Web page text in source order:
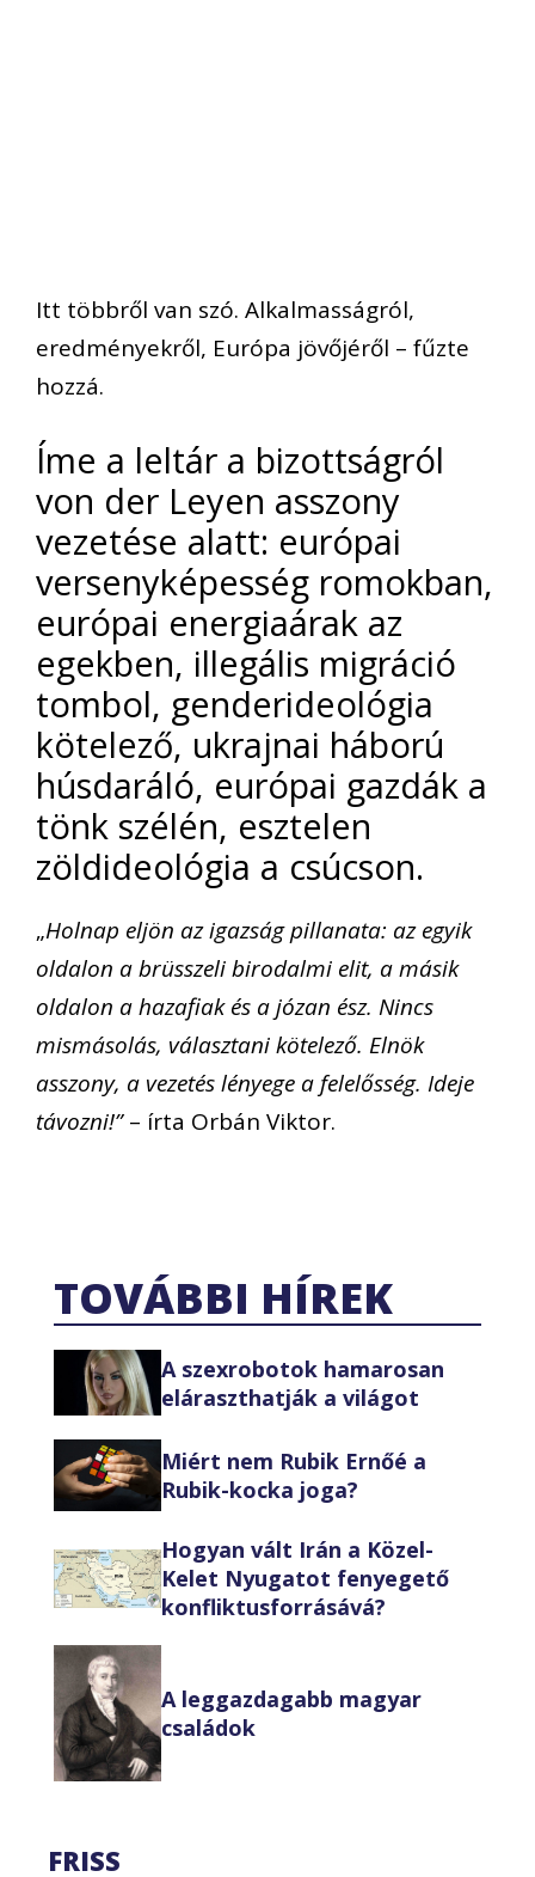
Itt többről van szó. Alkalmasságról,
eredményekről, Európa jövőjéről – fűzte
hozzá.
Íme a leltár a bizottságról
von der Leyen asszony
vezetése alatt: európai
versenyképesség romokban,
európai energiaárak az
egekben, illegális migráció
tombol, genderideológia
kötelező, ukrajnai háború
húsdaráló, európai gazdák a
tönk szélén, esztelen
zöldideológia a csúcson.
„Holnap eljön az igazság pillanata: az egyik
oldalon a brüsszeli birodalmi elit, a másik
oldalon a hazafiak és a józan ész. Nincs
mismásolás, választani kötelező. Elnök
asszony, a vezetés lényege a felelősség. Ideje
távozni!”– írta Orbán Viktor.
TOVÁBBI HÍREK
A szexrobotok hamarosan
eláraszthatják a világot
Miért nem Rubik Ernőé a
Rubik-kocka joga?
Hogyan vált Irán a Közel-
Kelet Nyugatot fenyegető
konfliktusforrásává?
A leggazdagabb magyar
családok
FRISS